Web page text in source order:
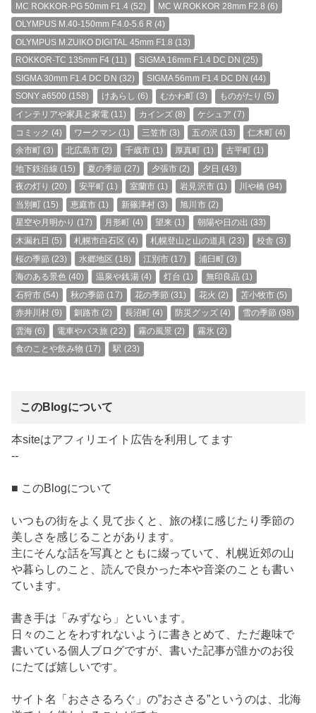
MC ROKKOR-PG 50mm F1.4(52) MC W.ROKKOR 28mm F2.8 (6)
OLYMPUS M.40-150mm F4.0-5.6 R (4)
OLYMPUS M.ZUIKO DIGITAL 45mm F1.8 (13)
ROKKOR-TC 135mm F4 (11) SIGMA 16mm F1.4 DC DN (25)
SIGMA 30mm F1.4 DC DN (32) SIGMA 56mm F1.4 DC DN (44)
SONY a6500 (158) けあらし (6) むかわ町 (3) ものがたり (5)
インテリアや家具と家電 (11) カインズ(8) ケシュア (7)
コミック (4) ワークマン (1) 三笠市 (3) 五の沢 (13) 仁木町 (4)
余市町(3) 北広島市 (2) 千歳市(1) 厚真町 (1) 古平町 (1)
地下鉄沿線 (15) 夏の季節 (27) 夕張市 (2) 夕日 (43)
夜の灯り (20) 安平町 (1) 室蘭市(1) 岩見沢市(1) 川や橋 (94)
当別町(15) 恵庭市 (1) 新篠津村(3) 旭川市(2)
星空や月明かり (17) 月形町 (4) 望来 (1) 朝陽や日の出 (33)
木漏れ日 (5) 札幌市白石区 (4) 札幌登山と山の道具 (23) 校舎 (3)
桜の季節 (23) 水郷地区 (18) 江別市 (17) 浦臼町(3)
海のある景色(40) 温泉や銭湯(4) 灯台 (1) 無印良品 (1)
石狩市(54) 秋の季節 (17) 花の季節 (31) 花火 (2) 苫小牧市 (5)
赤井川村(9) 釧路市 (2) 長沼町(4) 防災グッズ(4) 雪の季節 (98)
雲海(6) 電車やバス旅 (22) 霧の風景 (2) 霧氷 (2)
食のことや飲み物 (17) 駅 (23)
このBlogについて
本siteはアフィリエイト広告を利用してます
--
■ このBlogについて
いつもの街をよく見て歩くと、旅の様に感じたり季節の
美しさを感じることがあります。
主にそんな話を写真とともに綴っていて、札幌近郊の山
や暮らしのこと、読んで良かった本や音楽のことも書い
ています。
書き手は「みずなら」といいます。
日々のことをわすれないように書きとめて、ただ趣味で
書いている個人ブログですが、書いた記事が誰かのお役
にたてば嬉しいです。
サイト名「おささるろぐ」の”おささる”というのは、北海